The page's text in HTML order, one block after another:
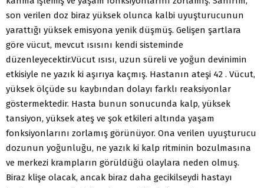
son verilen doz biraz yüksek olunca kalbi uyuşturucunun
yarattığı yüksek emisyona yenik düşmüş. Gelişen şartlara
göre vücut, mevcut ısısını kendi sisteminde
düzenleyecektir.Vücut ısısı, uzun süreli ve yoğun devinimin
etkisiyle ne yazık ki aşırıya kaçmış. Hastanın ateşi 42 . Vücut,
yüksek ölçüde su kaybından dolayı farklı reaksiyonlar
göstermektedir. Hasta bunun sonucunda kalp, yüksek
tansiyon, yüksek ateş ve şok etkileri altında yaşam
fonksiyonlarını zorlamış görünüyor. Ona verilen uyuşturucu
dozunun yoğunluğu, ne yazık ki kalp ritminin bozulmasına
ve merkezi krampların görüldüğü olaylara neden olmuş.
Biraz klişe olacak, ancak biraz daha gecikilseydi hastayı